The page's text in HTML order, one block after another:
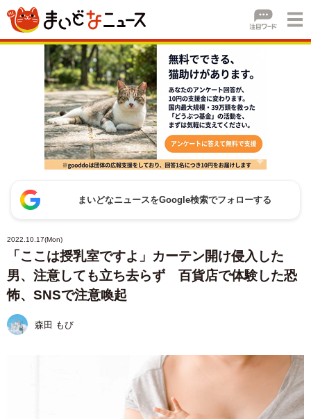
まいどなニュースをGoogle検索でフォローする
2022.10.17(Mon)
「ここは授乳室ですよ」カーテン開け侵入した
男、注意しても立ち去らず 百貨店で体験した恐
怖、SNSで注意喚起
森田 もび